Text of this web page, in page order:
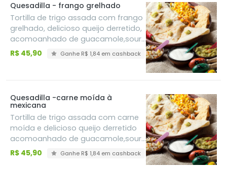
Quesadilla - frango grelhado
Tortilla de trigo assada com frango
grelhado, delicioso queijo derretido,
acomoanhado de guacamole,sour
cream e pico de gallo
R$ 45,90 Ganhe R$ 1,84 em cashback
Quesadilla -carne moída à
mexicana
Tortilla de trigo assada com carne
moída e delicioso queijo derretido
acomoanhado de guacamole,sour
cream e pico de gallo
R$ 45,90 Ganhe R$ 1,84 em cashback